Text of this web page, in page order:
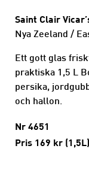
Saint Clair
Nya Zeeland /
Ett gott glas
praktiska 1,5 L
persika,
och hallon.
Nr 4651
Pris 169 kr (1,5L)